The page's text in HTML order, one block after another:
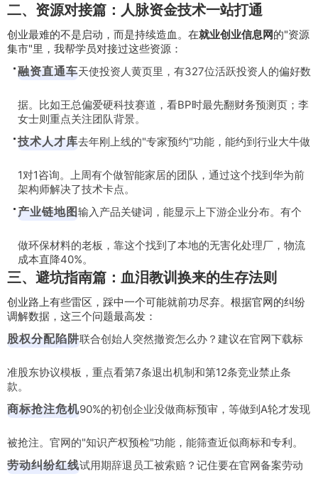
二、资源对接篇：人脉资金技术一站打通
创业最难的不是启动，而是持续造血。在就业创业信息网的"资源
集市"里，我帮学员对接过这些资源：
融资直通车天使投资人黄页里，有327位活跃投资人的偏好数
据。比如王总偏爱硬科技赛道，看BP时最先翻财务预测页；李
女士则重点关注团队背景。
技术人才库去年刚上线的"专家预约"功能，能约到行业大牛做
1对1咨询。上周有个做智能家居的团队，通过这个找到华为前
架构师解决了技术卡点。
产业链地图输入产品关键词，能显示上下游企业分布。有个
做环保材料的老板，靠这个找到了本地的无害化处理厂，物流
成本直降40%。
三、避坑指南篇：血泪教训换来的生存法则
创业路上有些雷区，踩中一个可能就前功尽弃。根据官网的纠纷
调解数据，这三个问题最高发：
股权分配陷阱联合创始人突然撤资怎么办？建议在官网下载标
准股东协议模板，重点看第7条退出机制和第12条竞业禁止条
款。
商标抢注危机90%的初创企业没做商标预审，等做到A轮才发现
被抢注。官网的"知识产权预检"功能，能筛查近似商标和专利。
劳动纠纷红线试用期辞退员工被索赔？记住要在官网备案劳动